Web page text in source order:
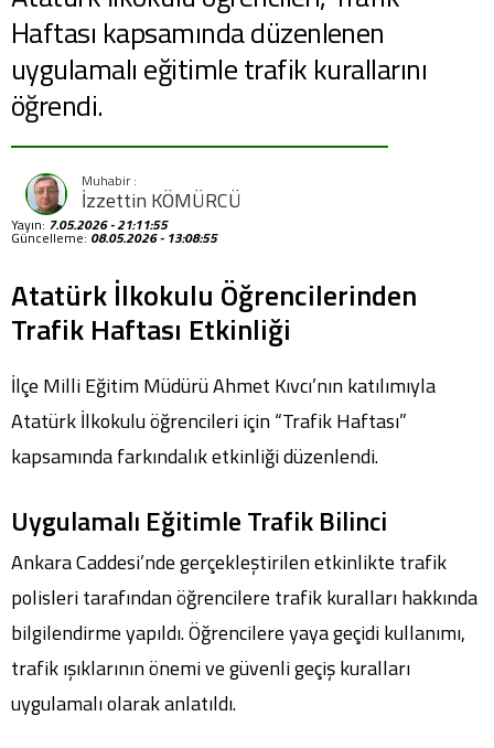
Haftası kapsamında düzenlenen
uygulamalı eğitimle trafik kurallarını
öğrendi.
İzzettin KÖMÜRCÜ
Yayın: 7.05.2026 - 21:11:55
Güncelleme: 08.05.2026 - 13:08:55
Atatürk İlkokulu Öğrencilerinden
Trafik Haftası Etkinliği
İlçe Milli Eğitim Müdürü Ahmet Kıvcı’nın katılımıyla
Atatürk İlkokulu öğrencileri için “Trafik Haftası”
kapsamında farkındalık etkinliği düzenlendi.
Uygulamalı Eğitimle Trafik Bilinci
Ankara Caddesi’nde gerçekleştirilen etkinlikte trafik
polisleri tarafından öğrencilere trafik kuralları hakkında
bilgilendirme yapıldı. Öğrencilere yaya geçidi kullanımı,
trafik ışıklarının önemi ve güvenli geçiş kuralları
uygulamalı olarak anlatıldı.